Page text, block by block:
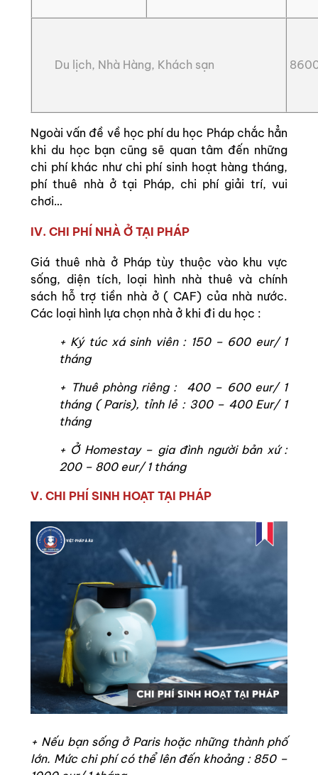
Du lịch, Nhà Hàng, Khách sạn
Ngoài vấn đề về học phí du học Pháp chắc hẳn
khi du học bạn cũng sẽ quan tâm đến những
chi phí khác như chi phí sinh hoạt hàng tháng,
phí thuê nhà ở tại Pháp, chi phí giải trí, vui
chơi…
IV. CHI PHÍ NHÀ Ở TẠI PHÁP
Giá thuê nhà ở Pháp tùy thuộc vào khu vực
sống, diện tích, loại hình nhà thuê và chính
sách hỗ trợ tiền nhà ở ( CAF) của nhà nước.
Các loại hình lựa chọn nhà ở khi đi du học :
+ Ký túc xá sinh viên : 150 – 600 eur/ 1
tháng
+ Thuê phòng riêng : 400 – 600 eur/ 1
tháng ( Paris), tỉnh lẻ : 300 – 400 Eur/ 1
tháng
+ Ở Homestay – gia đình người bản xứ :
200 – 800 eur/ 1 tháng
V. CHI PHÍ SINH HOẠT TẠI PHÁP
+ Nếu bạn sống ở Paris hoặc những thành phố
lớn. Mức chi phí có thể lên đến khoảng : 850 –